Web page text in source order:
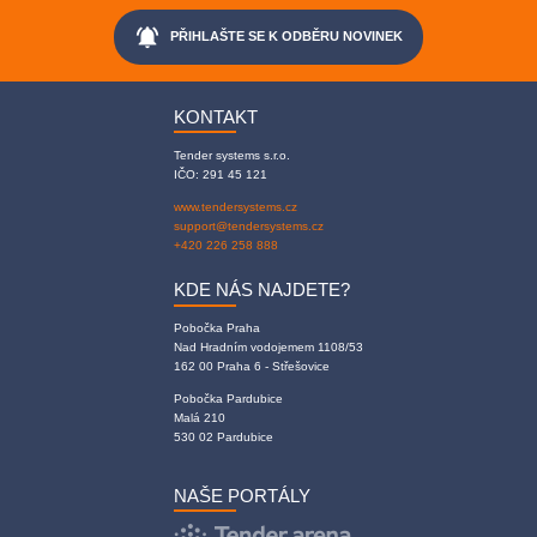
notifications_active PŘIHLAŠTE SE K ODBĚRU NOVINEK
KONTAKT
Tender systems s.r.o.
IČO: 291 45 121
www.tendersystems.cz
support@tendersystems.cz
+420 226 258 888
KDE NÁS NAJDETE?
Pobočka Praha
Nad Hradním vodojemem 1108/53
162 00 Praha 6 - Střešovice
Pobočka Pardubice
Malá 210
530 02 Pardubice
NAŠE PORTÁLY